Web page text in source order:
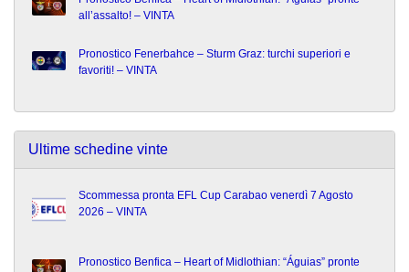
all’assalto! – VINTA
Pronostico Fenerbahce – Sturm Graz: turchi superiori e
favoriti! – VINTA
Ultime schedine vinte
Scommessa pronta EFL Cup Carabao venerdì 7 Agosto
2026 – VINTA
Pronostico Benfica – Heart of Midlothian: “Águias” pronte